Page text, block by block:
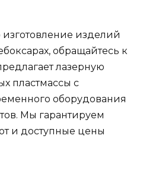
изделий
обращайтесь к
лазерную
пластмассы с
оборудования
Мы гарантируем
и доступные цены